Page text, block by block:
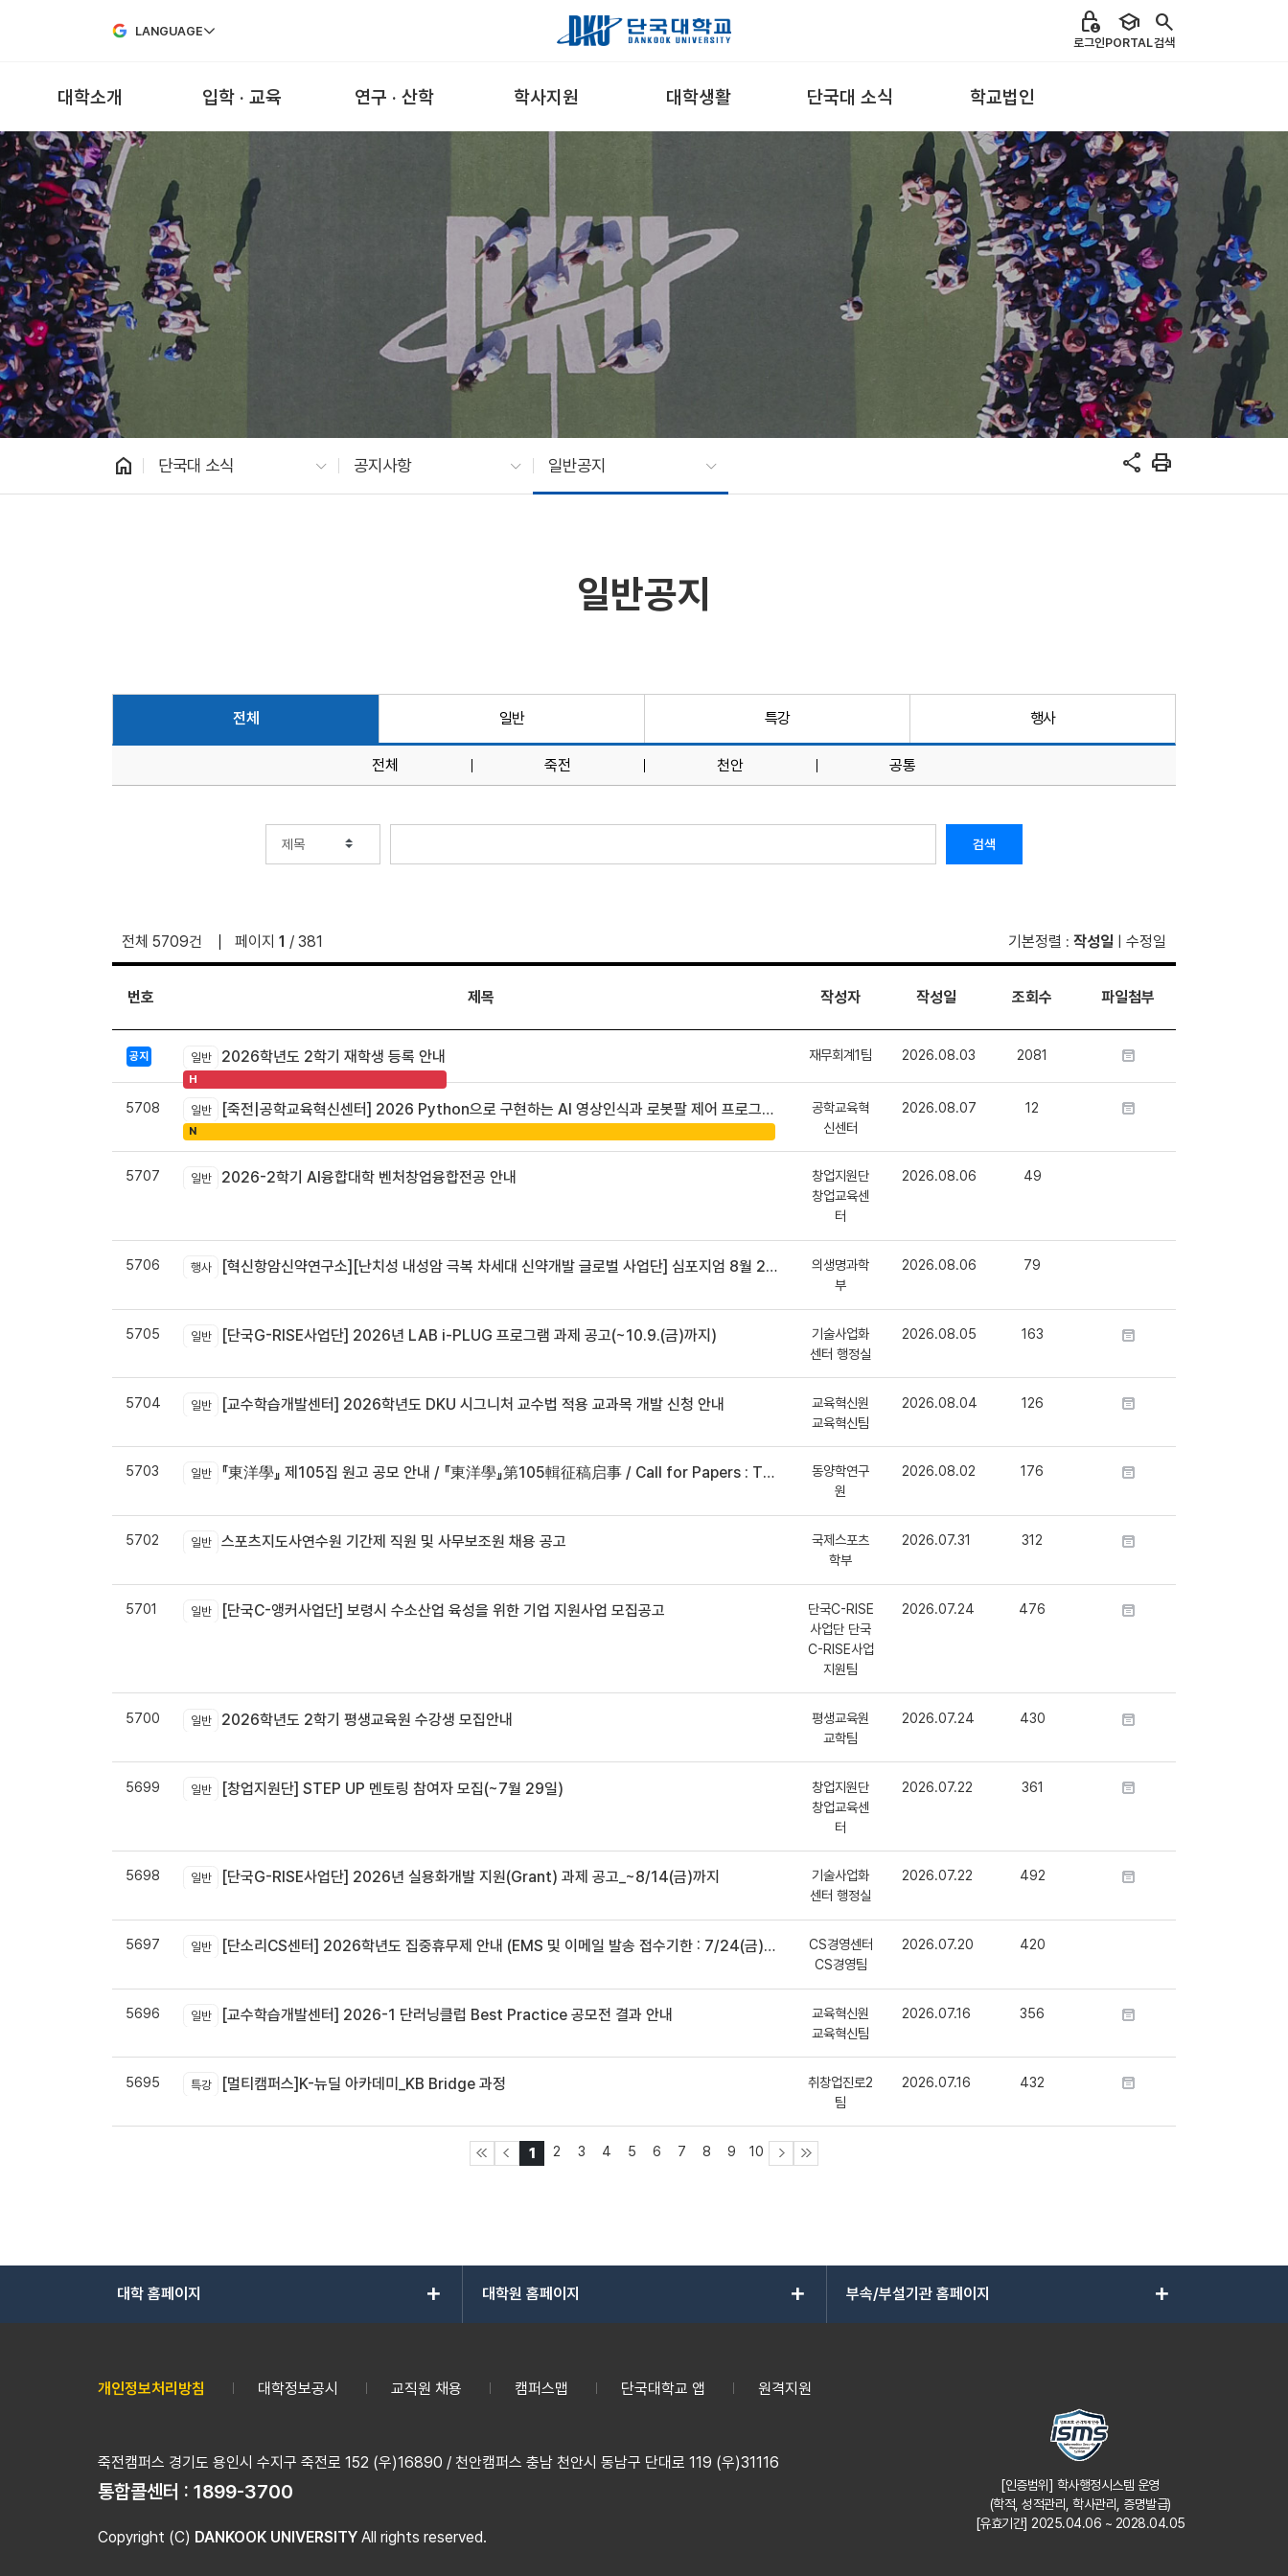
LANGUAGE lock_person
로그인
school
PORTAL
search
검색
대학소개 입학 · 교육 연구 · 산학 학사지원 대학생활 단국대 소식 학교법인
home 단국대 소식 공지사항 일반공지 share print
일반공지
전체 일반 특강 행사
전체 죽전 천안 공통
검색
전체 5709건 페이지 1 / 381 기본정렬 : 작성일 수정일
번호 제목 작성자 작성일 조회수 파일첨부
공지 일반 2026학년도 2학기 재학생 등록 안내
H
재무회계1팀 2026.08.03 2081
5708 일반 [죽전|공학교육혁신센터] 2026 Python으로 구현하는 AI 영상인식과 로봇팔 제어 프로그램 신청 안내
N
공학교육혁
신센터
2026.08.07 12
5707 일반 2026-2학기 AI융합대학 벤처창업융합전공 안내
창업지원단
창업교육센
터
2026.08.06 49
5706 행사 [혁신항암신약연구소][난치성 내성암 극복 차세대 신약개발 글로벌 사업단] 심포지엄 8월 24일 ~ 25일
의생명과학
부
2026.08.06 79
5705 일반 [단국G-RISE사업단] 2026년 LAB i-PLUG 프로그램 과제 공고(~10.9.(금)까지)
기술사업화
센터 행정실
2026.08.05 163
5704 일반 [교수학습개발센터] 2026학년도 DKU 시그니처 교수법 적용 교과목 개발 신청 안내
교육혁신원
교육혁신팀
2026.08.04 126
5703 일반 『東洋學』 제105집 원고 공모 안내 / 『東洋學』第105輯征稿启事 / Call for Papers : The Oriental Studies, the 105th Issue
동양학연구
원
2026.08.02 176
5702 일반 스포츠지도사연수원 기간제 직원 및 사무보조원 채용 공고
국제스포츠
학부
2026.07.31 312
5701 일반 [단국C-앵커사업단] 보령시 수소산업 육성을 위한 기업 지원사업 모집공고
단국C-RISE
사업단 단국
C-RISE사업
지원팀
2026.07.24 476
5700 일반 2026학년도 2학기 평생교육원 수강생 모집안내
평생교육원
교학팀
2026.07.24 430
5699 일반 [창업지원단] STEP UP 멘토링 참여자 모집(~7월 29일)
창업지원단
창업교육센
터
2026.07.22 361
5698 일반 [단국G-RISE사업단] 2026년 실용화개발 지원(Grant) 과제 공고_~8/14(금)까지
기술사업화
센터 행정실
2026.07.22 492
5697 일반 [단소리CS센터] 2026학년도 집중휴무제 안내 (EMS 및 이메일 발송 접수기한 : 7/24(금) 오후 12시까지)
CS경영센터
CS경영팀
2026.07.20 420
5696 일반 [교수학습개발센터] 2026-1 단러닝클럽 Best Practice 공모전 결과 안내
교육혁신원
교육혁신팀
2026.07.16 356
5695 특강 [멀티캠퍼스]K-뉴딜 아카데미_KB Bridge 과정
취창업진로2
팀
2026.07.16 432
1 2 3 4 5 6 7 8 9 10
대학 홈페이지 add 대학원 홈페이지 add 부속/부설기관 홈페이지 add
개인정보처리방침 대학정보공시 교직원 채용 캠퍼스맵 단국대학교 앱 원격지원
죽전캠퍼스 경기도 용인시 수지구 죽전로 152 (우)16890 / 천안캠퍼스 충남 천안시 동남구 단대로 119 (우)31116
통합콜센터 : 1899-3700
Copyright (C) DANKOOK UNIVERSITY All rights reserved.
[인증범위] 학사행정시스템 운영
(학적, 성적관리, 학사관리, 증명발급)
[유효기간] 2025.04.06 ~ 2028.04.05